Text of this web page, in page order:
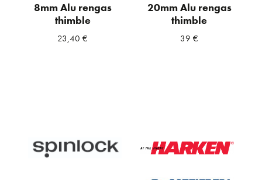
8mm Alu rengas
thimble
23,40€
20mm Alu rengas
thimble
39€